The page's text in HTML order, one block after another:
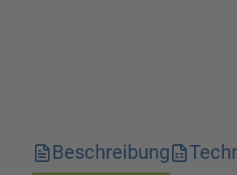
Beschreibung